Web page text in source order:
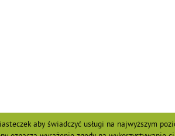
aby świadczyć usługi na najwyższym